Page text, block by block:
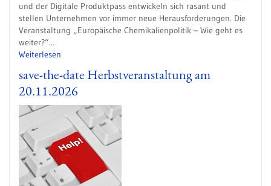
und der Digitale Produktpass entwickeln sich rasant und
stellen Unternehmen vor immer neue Herausforderungen. Die
Veranstaltung „Europäische Chemikalienpolitik – Wie geht es
weiter?“...
Weiterlesen
save-the-date Herbstveranstaltung am
20.11.2026